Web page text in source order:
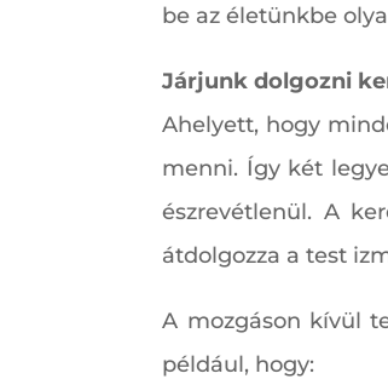
be az életünkbe
Járjunk dolgozni
Ahelyett, hogy
menni. Így két
észrevétlenül. A
átdolgozza a test
A mozgáson kívül
például, hogy: